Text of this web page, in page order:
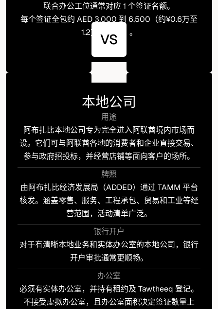
联合办公工位通常对应 1 个签证名额。
每个签证全包约 AED 3,000 到 6,500（约¥0.6万至
1.2万人民币）。
本地公司
用途
阿布扎比本地公司专为完全进入阿联酋境内市场而
设。它们可与阿联酋各地的消费者和企业直接交易、
参与政府招投标，并经营店铺等面向客户的场所。
牌照
由阿布扎比经济发展局（ADDED）通过 TAMM 平台
核发。涵盖零售、服务、工程承包、贸易和工业等经
营范围，活动清单广泛。
银行开户
对于有清晰本地业务和实体办公室的本地公司，银行
开户审批通常更顺畅。
办公室
必须有实体办公室，并持有租约及 Tawtheeq 登记。
不接受虚拟办公室，且办公室面积决定签证数量上
VS